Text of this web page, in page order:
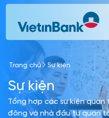
Skip to Main Content
Trang chủ Sự kiện
Sự kiện
Tổng hợp các sự kiện
đông và nhà đầu tư quan